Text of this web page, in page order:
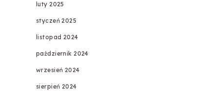
luty 2025
styczeń 2025
listopad 2024
październik 2024
wrzesień 2024
sierpień 2024